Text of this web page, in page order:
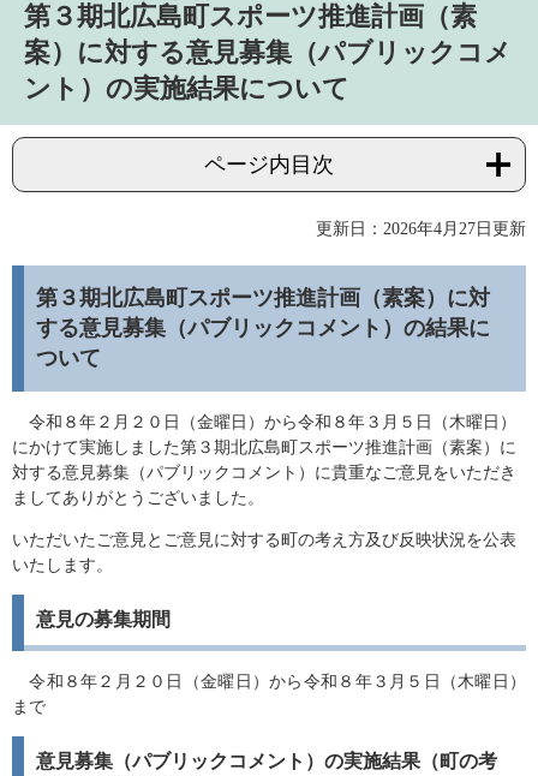
​第３期北広島町スポーツ推進計画（素
案）に対する意見募集（パブリックコメ
ント）の実施結果について
ページ内目次
更新日：2026年4月27日更新
第３期北広島町スポーツ推進計画（素案）に対
する意見募集（パブリックコメント）の結果に
ついて
令和８年２月２０日（金曜日）から令和８年３月５日（木曜日）
にかけて実施しました​第３期北広島町スポーツ推進計画（素案）に
対する意見募集（パブリックコメント）に貴重なご意見をいただき
ましてありがとうございました。
いただいたご意見とご意見に対する町の考え方及び反映状況を公表
いたします。
意見の募集期間
令和８年２月２０日（金曜日）から令和８年３月５日（木曜日）
まで
意見募集（パブリックコメント）の実施結果（町の考